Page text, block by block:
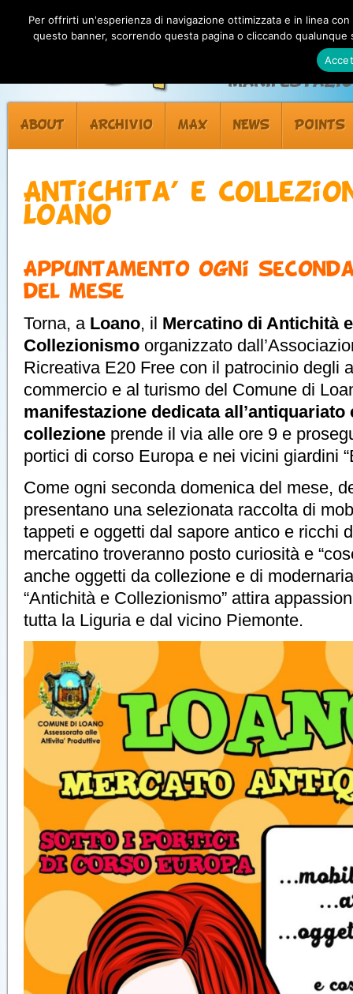
ABOUT ARCHIVIO MAX NEWS POINTS
Antichita’ e
Loano
Appuntamento ogni
del mese
Torna, a Loano, il Mercatino di Antichità e
Collezionismo organizzato
Ricreativa E20 Free con il patrocinio degli
commercio e al turismo del Comune di
manifestazione dedicata all’antiquariato
collezione prende il via alle ore 9 e
portici di corso Europa e nei vicini giardini
Come ogni seconda domenica del mese,
presentano una selezionata raccolta di
tappeti e oggetti dal sapore antico e ricchi
mercatino troveranno posto curiosità e
anche oggetti da collezione e di
“Antichità e Collezionismo” attira
tutta la Liguria e dal vicino Piemonte.
Per offrirti un'esperienza di navigazione ottimizzata e in linea
questo banner, scorrendo questa pagina o cliccando